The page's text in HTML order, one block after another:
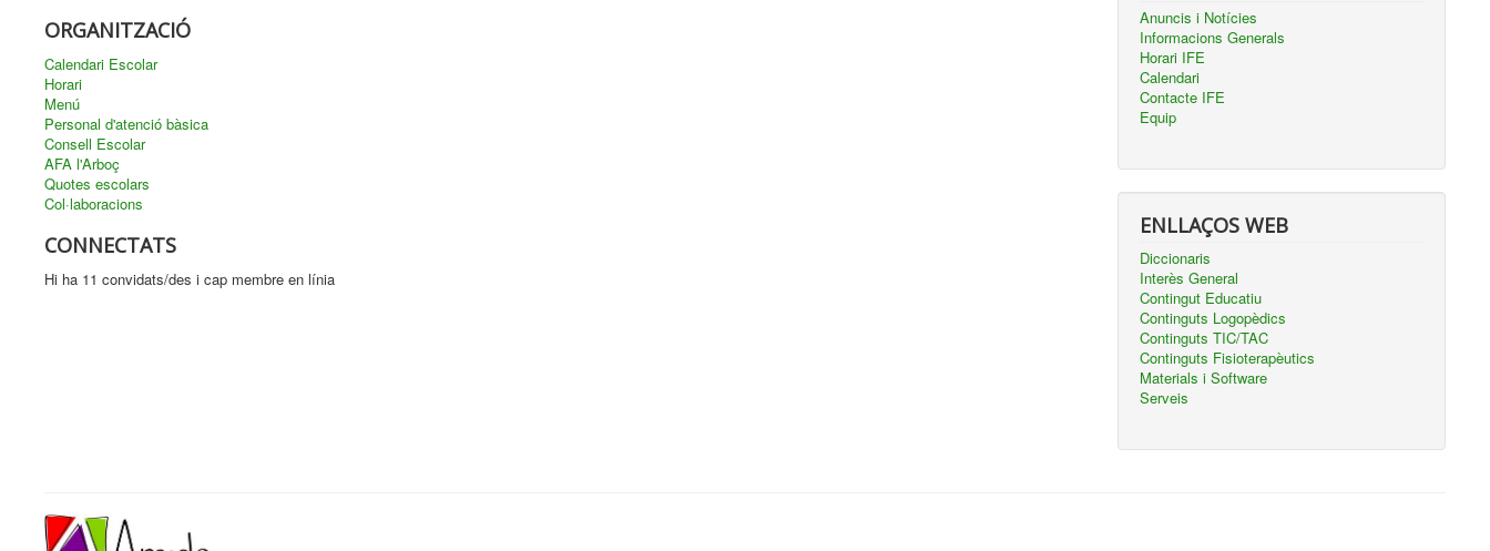
ORGANITZACIÓ
Calendari Escolar
Horari
Menú
Personal d'atenció bàsica
Consell Escolar
AFA l'Arboç
Quotes escolars
Col·laboracions
CONNECTATS
Hi ha 11 convidats/des i cap membre en línia
Anuncis i Notícies
Informacions Generals
Horari IFE
Calendari
Contacte IFE
Equip
ENLLAÇOS WEB
Diccionaris
Interès General
Contingut Educatiu
Continguts Logopèdics
Continguts TIC/TAC
Continguts Fisioterapèutics
Materials i Software
Serveis